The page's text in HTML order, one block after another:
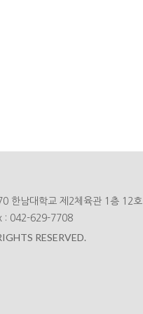
한남대학교 제2체육관 1층 12호
: 042-629-7708
RESERVED.